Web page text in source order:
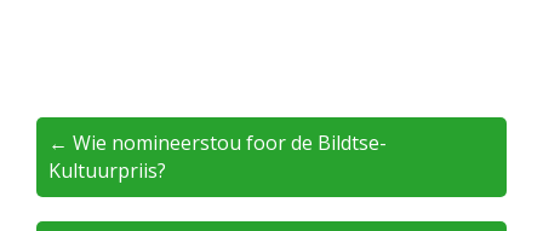
← Wie nomineerstou foor de Bildtse-
Kultuurpriis?